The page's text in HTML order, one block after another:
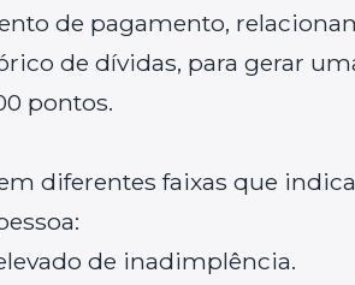
de pagamento,
de dívidas, para gerar
pontos.
diferentes faixas que
de inadimplência.